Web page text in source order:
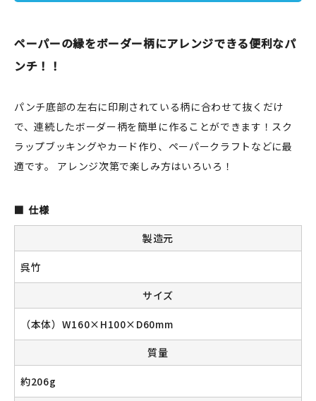
在庫限り
おすすめ特集
イベント・ワークショップ
おしらせ
ログイン
ペーパーの縁をボーダー柄にアレンジできる便利なパ
ンチ！！
パンチ底部の左右に印刷されている柄に合わせて抜くだけ
で、連続したボーダー柄を簡単に作ることができます！スク
ラップブッキングやカード作り、ペーパークラフトなどに最
適です。 アレンジ次第で楽しみ方はいろいろ！
仕様
製造元
呉竹
サイズ
（本体）W160×H100×D60mm
質量
約206g